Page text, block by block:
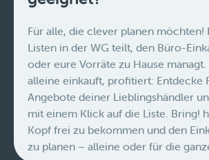
Für alle, die clever planen möchten!
Listen in der WG teilt, den Büro-
oder eure Vorräte zu Hause
alleine einkauft, profitiert: Entdecke
Angebote deiner Lieblingshändler
mit einem Klick auf die Liste. Bring!
Kopf frei zu bekommen und den
zu planen – alleine oder für die